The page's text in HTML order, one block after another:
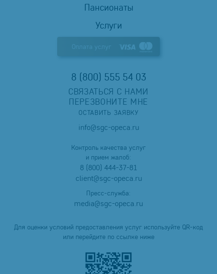
Пансионаты
Услуги
Оплата услуг
8 (800) 555 54 03
СВЯЗАТЬСЯ С НАМИ
ПЕРЕЗВОНИТЕ МНЕ
ОСТАВИТЬ ЗАЯВКУ
info@sgc-opeca.ru
Контроль качества услуг
и прием жалоб:
8 (800) 444-37-81
client@sgc-opeca.ru
Пресс-служба:
media@sgc-opeca.ru
Для оценки условий предоставления услуг используйте QR-код
или перейдите по ссылке ниже